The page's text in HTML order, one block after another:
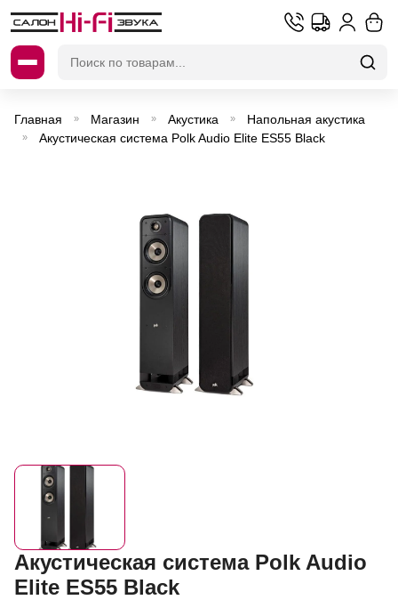
Главная » Магазин » Акустика » Напольная акустика
» Акустическая система Polk Audio Elite ES55 Black
Акустическая система Polk Audio
Elite ES55 Black